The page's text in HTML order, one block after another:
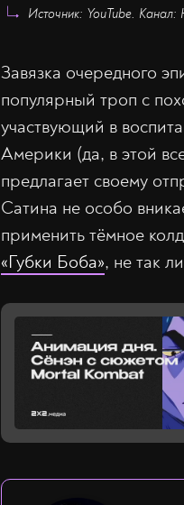
Источник: YouTube. Канал:
Завязка очередного
популярный троп с
участвующий в
Америки (да, в этой
предлагает своему
Сатина не особо
применить тёмное
«Губки Боба», не так